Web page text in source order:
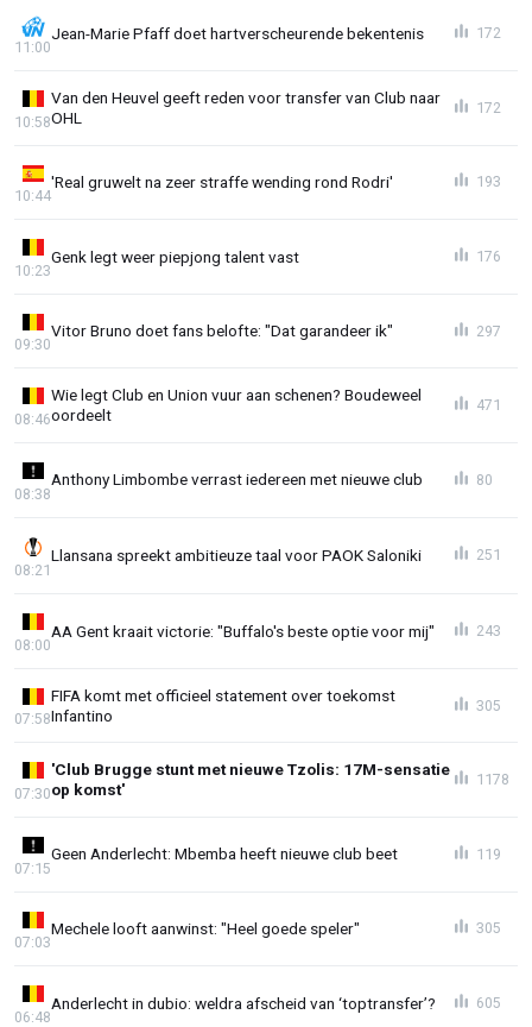
Jean-Marie Pfaff doet hartverscheurende bekentenis
11:00
172
Van den Heuvel geeft reden voor transfer van Club naar
OHL
10:58
172
'Real gruwelt na zeer straffe wending rond Rodri'
10:44
193
Genk legt weer piepjong talent vast
10:23
176
Vitor Bruno doet fans belofte: "Dat garandeer ik"
09:30
297
Wie legt Club en Union vuur aan schenen? Boudeweel
oordeelt
08:46
471
Anthony Limbombe verrast iedereen met nieuwe club
08:38
80
Llansana spreekt ambitieuze taal voor PAOK Saloniki
08:21
251
AA Gent kraait victorie: "Buffalo's beste optie voor mij"
08:00
243
FIFA komt met officieel statement over toekomst
Infantino
07:58
305
'Club Brugge stunt met nieuwe Tzolis: 17M-sensatie
op komst'
07:30
1178
Geen Anderlecht: Mbemba heeft nieuwe club beet
07:15
119
Mechele looft aanwinst: "Heel goede speler"
07:03
305
Anderlecht in dubio: weldra afscheid van ‘toptransfer’?
06:48
605